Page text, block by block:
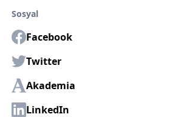
Sosyal
Facebook
Twitter
Akademia
LinkedIn